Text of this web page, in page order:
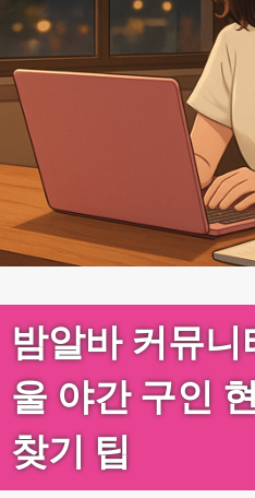
밤알바 커뮤니
울 야간 구인
찾기 팁